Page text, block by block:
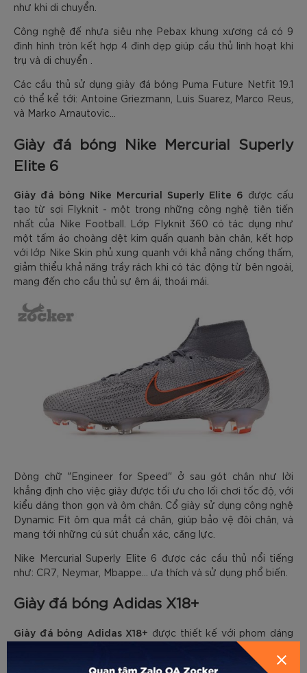
như khi di chuyển.
Công nghệ đế nhựa siêu nhẹ Pebax khung xương cá có 9
đinh hình tròn kết hợp 4 đinh dẹp giúp cầu thủ linh hoạt khi
trụ và di chuyển .
Các cầu thủ sử dụng giày đá bóng Puma Future Netfit 19.1
có thể kể tới: Antoine Griezmann, Luis Suarez, Marco Reus,
và Marko Arnautovic...
Giày đá bóng Nike Mercurial Superly
Elite 6
Giày đá bóng Nike Mercurial Superly Elite 6 được cấu
tạo từ sợi Flyknit - một trong những công nghệ tiên tiến
nhất của Nike Football. Lớp Flyknit 360 có tác dụng như
một tấm áo choàng dệt kim quấn quanh bàn chân, kết hợp
với lớp Nike Skin phủ xung quanh với khả năng chống thấm,
giảm thiểu khả năng trầy rách khi có tác động từ bên ngoài,
mang đến cho cầu thủ sự êm ái, thoái mái.
Dòng chữ "Engineer for Speed" ở sau gót chân như lời
khẳng định cho việc giày được tối ưu cho lối chơi tốc độ, với
kiểu dáng thon gọn và ôm chân. Cổ giày sử dụng công nghệ
Dynamic Fit ôm qua mắt cá chân, giúp bảo vệ đôi chân, và
mang tới những cú sút chuẩn xác, căng lực.
Nike Mercurial Superly Elite 6 được các cầu thủ nổi tiếng
như: CR7, Neymar, Mbappe... ưa thích và sử dụng phổ biến.
Giày đá bóng Adidas X18+
Giày đá bóng Adidas X18+ được thiết kế với phom dáng
thon gọn, ôm sát chân, phù hợp với các cầu thủ có lối chơi
linh hoạt, tấn công trực diện vào hàng thủ của đối phương.